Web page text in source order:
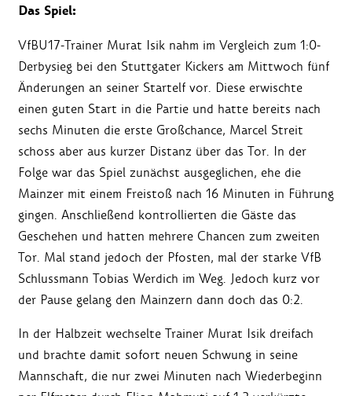
Das Spiel:
VfBU17-Trainer Murat Isik nahm im Vergleich zum 1:0-
Derbysieg bei den Stuttgater Kickers am Mittwoch fünf
Änderungen an seiner Startelf vor. Diese erwischte
einen guten Start in die Partie und hatte bereits nach
sechs Minuten die erste Großchance, Marcel Streit
schoss aber aus kurzer Distanz über das Tor. In der
Folge war das Spiel zunächst ausgeglichen, ehe die
Mainzer mit einem Freistoß nach 16 Minuten in Führung
gingen. Anschließend kontrollierten die Gäste das
Geschehen und hatten mehrere Chancen zum zweiten
Tor. Mal stand jedoch der Pfosten, mal der starke VfB
Schlussmann Tobias Werdich im Weg. Jedoch kurz vor
der Pause gelang den Mainzern dann doch das 0:2.
In der Halbzeit wechselte Trainer Murat Isik dreifach
und brachte damit sofort neuen Schwung in seine
Mannschaft, die nur zwei Minuten nach Wiederbeginn